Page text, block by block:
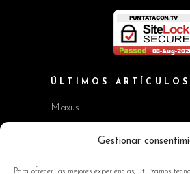
Gestionar
Para ofrecer las mejores experiencias, utilizamos
ÚLTIMOS ARTÍCULOS
Maxus
Workshop BMW Neue Klasse